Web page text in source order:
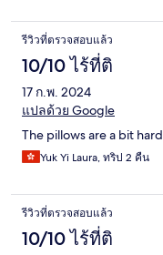
รีวิวที่ตรวจสอบแล้ว
10/10 ไร้ที่ติ
17 ก.พ. 2024
แปลด้วย Google
The pillows are a bit hard
Yuk Yi Laura, ทริป 2 คืน
รีวิวที่ตรวจสอบแล้ว
10/10 ไร้ที่ติ